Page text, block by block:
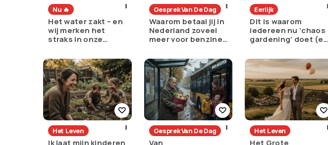
Nu 🔥
Het water zakt – en
wij merken het
straks in onze
Gesprek Van De Dag
Waarom betaal jij in
Nederland zoveel
meer voor benzine
Europa?
Eerlijk
Dit is waarom
iedereen nu ‘chaos
gardening’ doet (en
Het Leven Gesprek Van De Dag Het Leven